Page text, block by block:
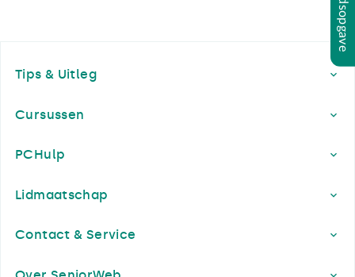
Tips & Uitleg
Cursussen
PCHulp
Lidmaatschap
Contact & Service